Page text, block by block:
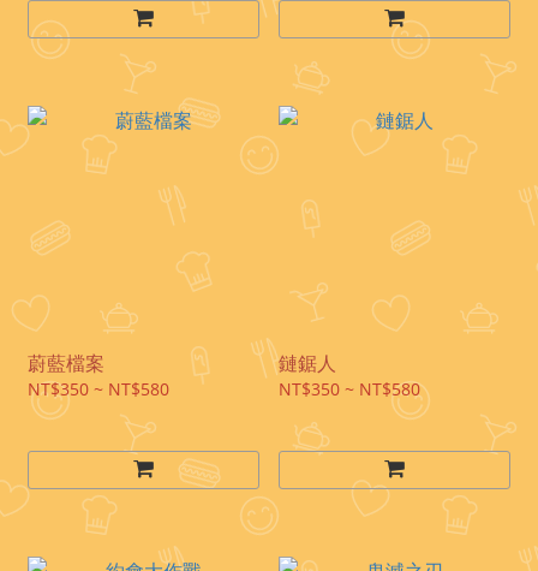
蔚藍檔案
NT$350 ~ NT$580
鏈鋸人
NT$350 ~ NT$580